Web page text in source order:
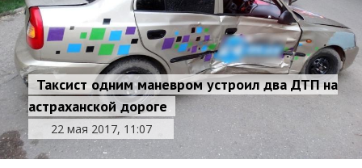
Таксист одним маневром устроил два ДТП на
астраханской дороге
22 мая 2017, 11:07